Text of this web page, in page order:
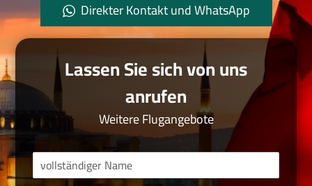
Direkter Kontakt und WhatsApp
Lassen Sie sich von uns
anrufen
Weitere Flugangebote